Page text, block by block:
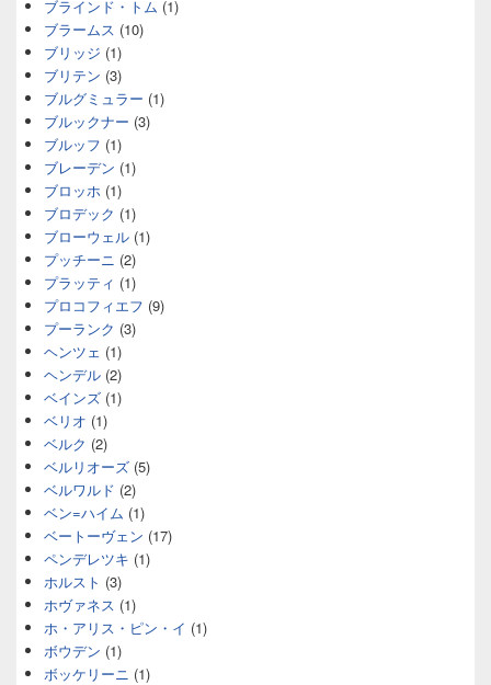
ブラインド・トム (1)
ブラームス (10)
ブリッジ (1)
ブリテン (3)
ブルグミュラー (1)
ブルックナー (3)
ブルッフ (1)
ブレーデン (1)
ブロッホ (1)
ブロデック (1)
ブローウェル (1)
プッチーニ (2)
プラッティ (1)
プロコフィエフ (9)
プーランク (3)
ヘンツェ (1)
ヘンデル (2)
ベインズ (1)
ベリオ (1)
ベルク (2)
ベルリオーズ (5)
ベルワルド (2)
ベン=ハイム (1)
ベートーヴェン (17)
ペンデレツキ (1)
ホルスト (3)
ホヴァネス (1)
ホ・アリス・ピン・イ (1)
ボウデン (1)
ボッケリーニ (1)